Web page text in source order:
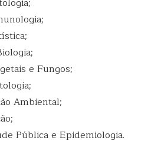
e Fungos;
Ambiental;
Pública e Epidemiologia.